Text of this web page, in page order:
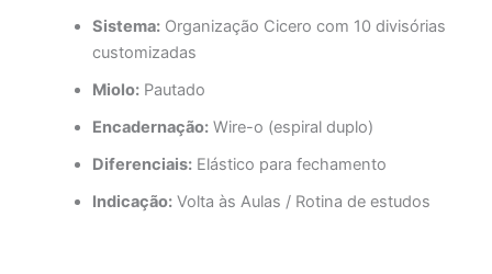
Sistema:Organização Cicero com 10 divisórias
customizadas
Miolo:Pautado
Encadernação:Wire-o (espiral duplo)
Diferenciais:Elástico para fechamento
Indicação:Volta às Aulas / Rotina de estudos